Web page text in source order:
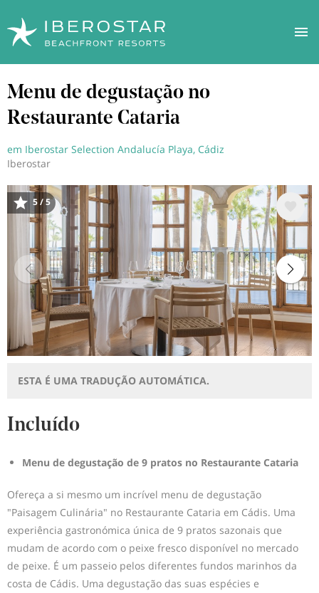
para
conteúdo
Menu de degustação no
Restaurante Cataria
em Iberostar Selection Andalucía Playa, Cádiz
Iberostar
Imagem
5 / 5
ESTA É UMA TRADUÇÃO AUTOMÁTICA.
Incluído
Menu de degustação de 9 pratos no Restaurante Cataria
Ofereça a si mesmo um incrível menu de degustação
"Paisagem Culinária" no Restaurante Cataria em Cádis. Uma
experiência gastronómica única de 9 pratos sazonais que
mudam de acordo com o peixe fresco disponível no mercado
de peixe. É um passeio pelos diferentes fundos marinhos da
costa de Cádis. Uma degustação das suas espécies e